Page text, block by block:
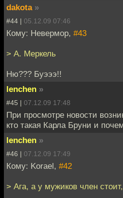
dakota »
#44 | 05.12.09 07:46
Кому: Невермор, #43
> А. Меркель
Ню??? Буэээ!!
lenchen »
#45 | 07.12.09 17:48
При просмотре новости
кто такая Карла Бруни и
lenchen »
#46 | 07.12.09 17:49
Кому: Korael, #42
> Ага, а у мужиков член стоит,